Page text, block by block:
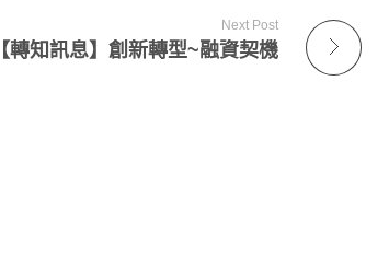
Next Post
【轉知訊息】創新轉型~融資契機